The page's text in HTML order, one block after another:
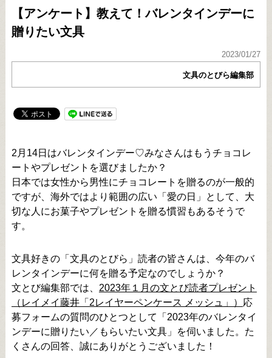
【アンケート】教えて！バレンタインデーに
贈りたい文具
2023/01/27
文具のとびら編集部
2月14日はバレンタインデー♡みなさんはもうチョコレ
ートやプレゼントを選びましたか？
日本では女性から男性にチョコレートを贈るのが一般的
ですが、海外ではより範囲の広い「愛の日」として、大
切な人にお菓子やプレゼントを贈る慣習もあるそうで
す。
文具好きの「文具のとびら」読者の皆さんは、今年のバ
レンタインデーに何を贈る予定なのでしょうか？
文とび編集部では、 2023年１月の文とび読者プレゼント
（レイメイ藤井「2レイヤーペンケース メッシュ」） 応
募フォームの質問のひとつとして「2023年のバレンタイ
ンデーに贈りたい／もらいたい文具」を伺いました。た
くさんの回答、誠にありがとうございました！